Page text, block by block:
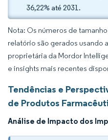
36,22% até 2031.
Nota: Os números de
relatório são gerados usando
proprietária da Mordor
e insights mais recentes
Tendências e
de Produtos
Análise de Impacto dos